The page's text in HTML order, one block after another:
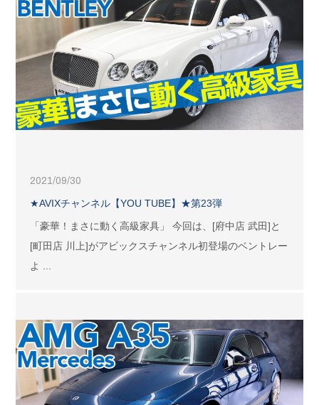
2021/09/30
★AVIXチャンネル【YOU TUBE】★第23弾
「豪華！まさに動く高級家具」 今回は、[府中店 武田]と
[町田店 川上]がアビックスチャンネル初登場のベントレー
よ ...